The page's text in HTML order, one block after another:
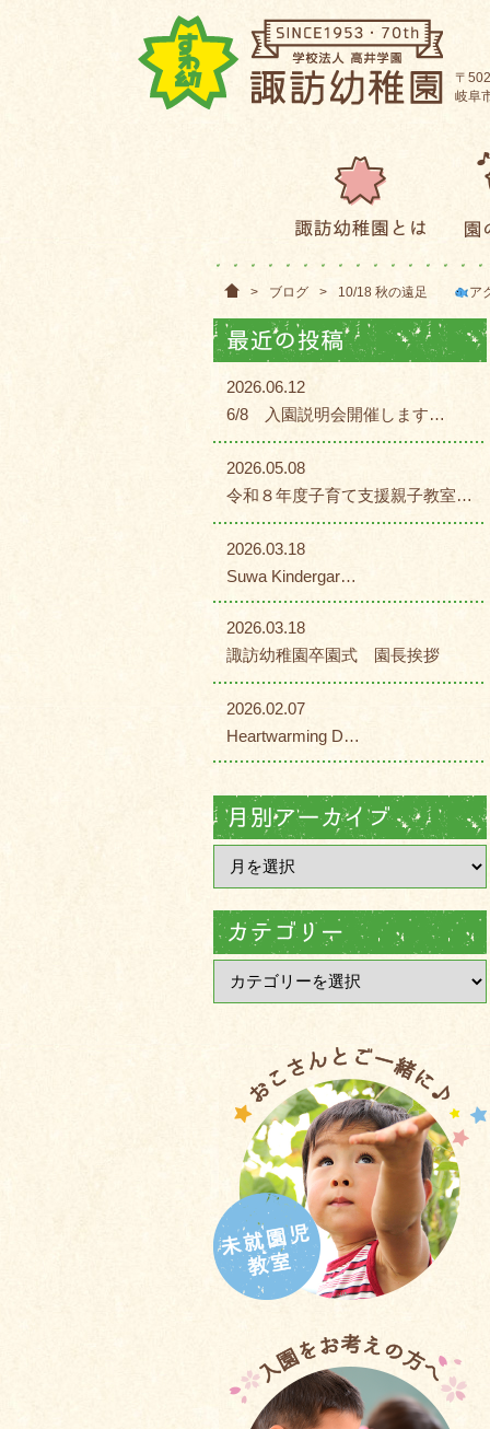
〒
岐阜
> ブログ > 10/18 秋の遠足 ア
2026.06.12
6/8 入園説明会開催します…
2026.05.08
令和８年度子育て支援親子教室…
2026.03.18
Suwa Kindergar…
2026.03.18
諏訪幼稚園卒園式 園長挨拶
2026.02.07
Heartwarming D…